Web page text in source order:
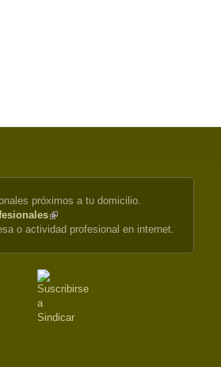
próximos a tu domicilio.
(link
is
o actividad profesional en internet.